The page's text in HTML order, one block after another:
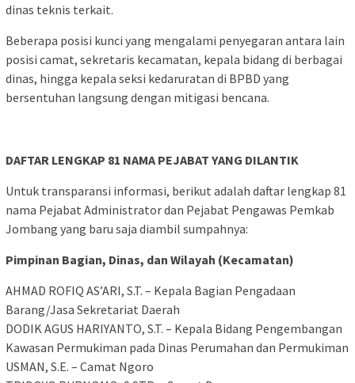
dinas teknis terkait.
​Beberapa posisi kunci yang mengalami penyegaran antara lain
posisi camat, sekretaris kecamatan, kepala bidang di berbagai
dinas, hingga kepala seksi kedaruratan di BPBD yang
bersentuhan langsung dengan mitigasi bencana.
DAFTAR LENGKAP 81 NAMA PEJABAT YANG DILANTIK
​Untuk transparansi informasi, berikut adalah daftar lengkap 81
nama Pejabat Administrator dan Pejabat Pengawas Pemkab
Jombang yang baru saja diambil sumpahnya:
Pimpinan Bagian, Dinas, dan Wilayah (Kecamatan)
​AHMAD ROFIQ AS’ARI, S.T. – Kepala Bagian Pengadaan
Barang/Jasa Sekretariat Daerah
​DODIK AGUS HARIYANTO, S.T. – Kepala Bidang Pengembangan
Kawasan Permukiman pada Dinas Perumahan dan Permukiman
​USMAN, S.E. – Camat Ngoro